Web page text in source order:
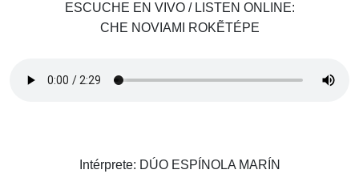
ESCUCHE EN VIVO / LISTEN ONLINE:
CHE NOVIAMI ROKẼTÉPE
Intérprete: DÚO ESPÍNOLA MARÍN